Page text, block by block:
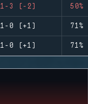
1-3 (-2) 50%
1-0 (+1) 71%
1-0 (+1) 71%